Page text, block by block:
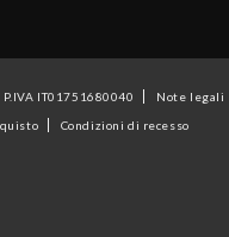
P.IVA IT01751680040 Note legali
Condizioni di recesso